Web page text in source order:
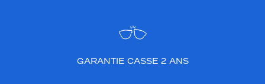
GARANTIE CASSE 2 ANS